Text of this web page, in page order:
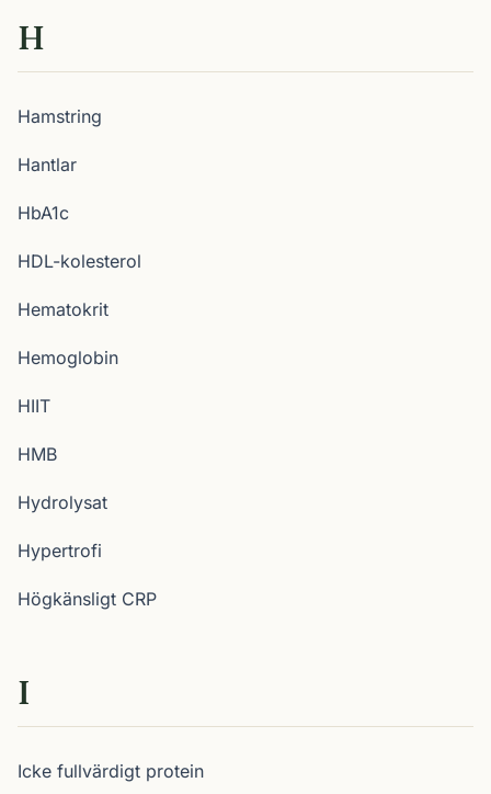
H
Hamstring
Hantlar
HbA1c
HDL-kolesterol
Hematokrit
Hemoglobin
HIIT
HMB
Hydrolysat
Hypertrofi
Högkänsligt CRP
I
Icke fullvärdigt protein